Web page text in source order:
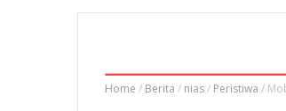
Home / Berita / nias/ Peristiwa /